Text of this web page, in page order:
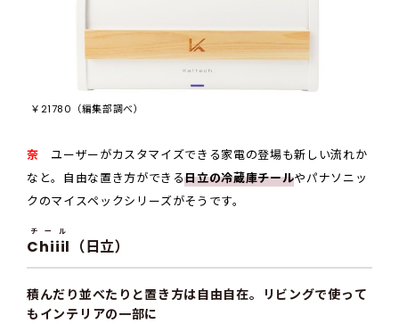
￥21780（編集部調べ）
奈 ユーザーがカスタマイズできる家電の登場も新しい流れか
なと。自由な置き方ができる日立の冷蔵庫チールやパナソニッ
クのマイスペックシリーズがそうです。
Chiiil
チール
（日立）
積んだり並べたりと置き方は自由自在。リビングで使って
もインテリアの一部に